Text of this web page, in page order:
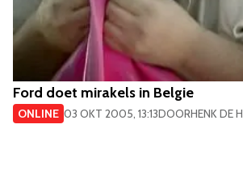
Ford doet mirakels in Belgie
ONLINE 03 OKT 2005, 13:13DOORHENK DE